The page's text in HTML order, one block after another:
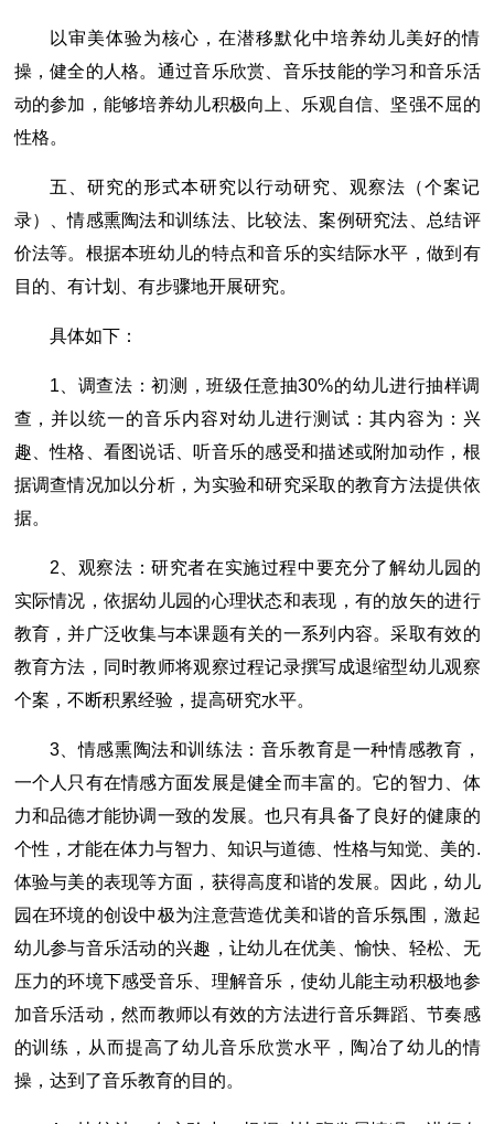
以审美体验为核心，在潜移默化中培养幼儿美好的情
操，健全的人格。通过音乐欣赏、音乐技能的学习和音乐活
动的参加，能够培养幼儿积极向上、乐观自信、坚强不屈的
性格。
五、研究的形式本研究以行动研究、观察法（个案记
录）、情感熏陶法和训练法、比较法、案例研究法、总结评
价法等。根据本班幼儿的特点和音乐的实结际水平，做到有
目的、有计划、有步骤地开展研究。
具体如下：
1、调查法：初测，班级任意抽30%的幼儿进行抽样调
查，并以统一的音乐内容对幼儿进行测试：其内容为：兴
趣、性格、看图说话、听音乐的感受和描述或附加动作，根
据调查情况加以分析，为实验和研究采取的教育方法提供依
据。
2、观察法：研究者在实施过程中要充分了解幼儿园的
实际情况，依据幼儿园的心理状态和表现，有的放矢的进行
教育，并广泛收集与本课题有关的一系列内容。采取有效的
教育方法，同时教师将观察过程记录撰写成退缩型幼儿观察
个案，不断积累经验，提高研究水平。
3、情感熏陶法和训练法：音乐教育是一种情感教育，
一个人只有在情感方面发展是健全而丰富的。它的智力、体
力和品德才能协调一致的发展。也只有具备了良好的健康的
个性，才能在体力与智力、知识与道德、性格与知觉、美的.
体验与美的表现等方面，获得高度和谐的发展。因此，幼儿
园在环境的创设中极为注意营造优美和谐的音乐氛围，激起
幼儿参与音乐活动的兴趣，让幼儿在优美、愉快、轻松、无
压力的环境下感受音乐、理解音乐，使幼儿能主动积极地参
加音乐活动，然而教师以有效的方法进行音乐舞蹈、节奏感
的训练，从而提高了幼儿音乐欣赏水平，陶冶了幼儿的情
操，达到了音乐教育的目的。